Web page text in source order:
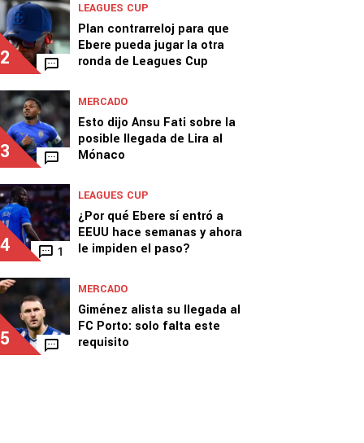
2
LEAGUES CUP
Plan contrarreloj para que
Ebere pueda jugar la otra
ronda de Leagues Cup
3
MERCADO
Esto dijo Ansu Fati sobre la
posible llegada de Lira al
Mónaco
4 1
LEAGUES CUP
¿Por qué Ebere sí entró a
EEUU hace semanas y ahora
le impiden el paso?
5
MERCADO
Giménez alista su llegada al
FC Porto: solo falta este
requisito